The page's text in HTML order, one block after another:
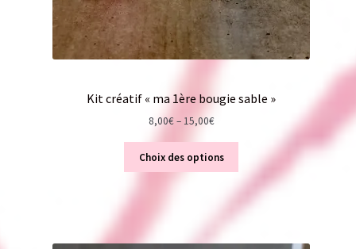
Kit créatif « ma 1ère bougie sable »
8,00€– 15,00€
Choix des options